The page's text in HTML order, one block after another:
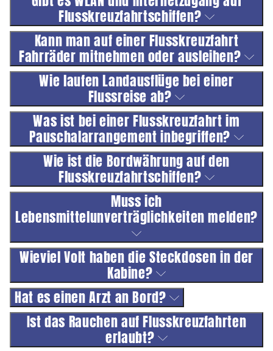
Flusskreuzfahrtschiffen?
Kann man auf einer Flusskreuzfahrt
Fahrräder mitnehmen oder ausleihen?
Wie laufen Landausflüge bei einer
Flussreise ab?
Was ist bei einer Flusskreuzfahrt im
Pauschalarrangement inbegriffen?
Wie ist die Bordwährung auf den
Flusskreuzfahrtschiffen?
Muss ich
Lebensmittelunverträglichkeiten melden?
Wieviel Volt haben die Steckdosen in der
Kabine?
Hat es einen Arzt an Bord?
Ist das Rauchen auf Flusskreuzfahrten
erlaubt?